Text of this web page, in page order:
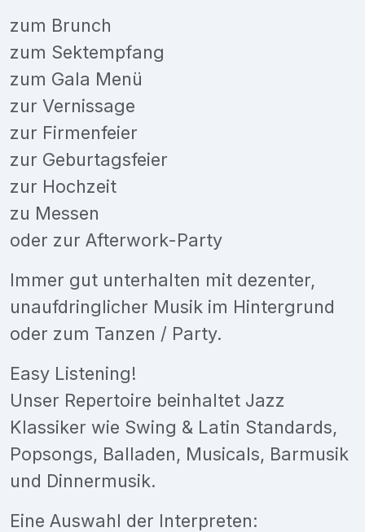
zum Brunch
zum Sektempfang
zum Gala Menü
zur Vernissage
zur Firmenfeier
zur Geburtagsfeier
zur Hochzeit
zu Messen
oder zur Afterwork-Party
Immer gut unterhalten mit dezenter,
unaufdringlicher Musik im Hintergrund
oder zum Tanzen / Party.
Easy Listening!
Unser Repertoire beinhaltet Jazz
Klassiker wie Swing & Latin Standards,
Popsongs, Balladen, Musicals, Barmusik
und Dinnermusik.
Eine Auswahl der Interpreten: